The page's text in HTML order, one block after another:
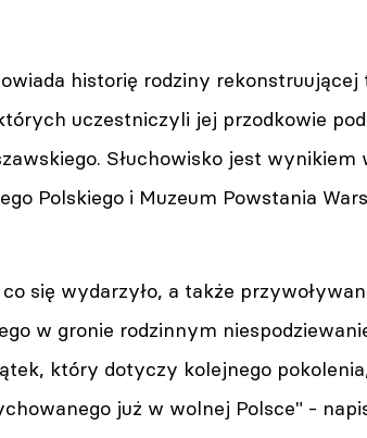
historię rodziny rekonstruującej
uczestniczyli jej przodkowie
Słuchowisko jest wynikiem
Polskiego i Muzeum Powstania
się wydarzyło, a także
w gronie rodzinnym
który dotyczy kolejnego
już w wolnej Polsce" -